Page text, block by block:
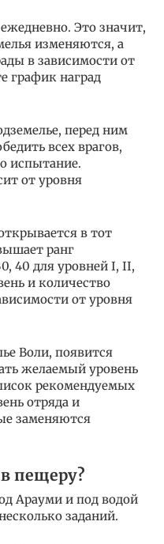
Это значит,
изменяются, а
в зависимости от
график наград
перед ним
всех врагов,
испытание.
от уровня
в тот
ранг
40 для уровней I, II,
и количество
от уровня
Воли, появится
желаемый уровень
рекомендуемых
отряда и
заменяются
пещеру?
Арауми и под водой
заданий.